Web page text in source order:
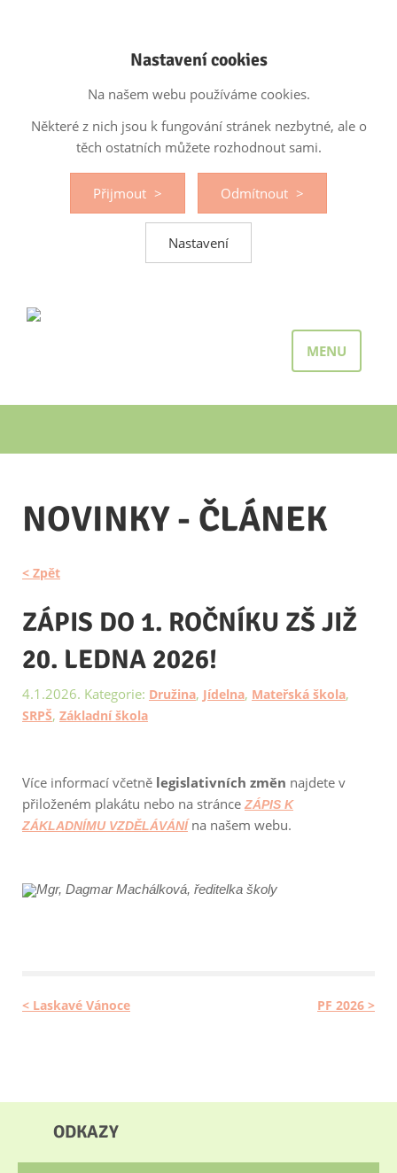
Nastavení cookies
Na našem webu používáme cookies.
Některé z nich jsou k fungování stránek nezbytné, ale o
těch ostatních můžete rozhodnout sami.
Přijmout Odmítnout
Nastavení
MENU
NOVINKY - ČLÁNEK
< Zpět
ZÁPIS DO 1. ROČNÍKU ZŠ JIŽ
20. LEDNA 2026!
4.1.2026. Kategorie: Družina, Jídelna, Mateřská škola,
SRPŠ, Základní škola
Více informací včetně legislativních změn najdete v
přiloženém plakátu nebo na stránceZÁPIS K
ZÁKLADNÍMU VZDĚLÁVÁNÍ na našem webu.
Mgr, Dagmar Machálková, ředitelka školy
< Laskavé Vánoce PF 2026 >
ODKAZY